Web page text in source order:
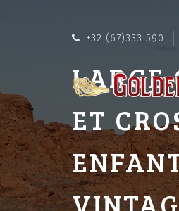
+32 (67)333 590
LARGE
ET